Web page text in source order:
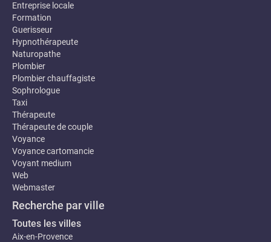
Entreprise locale
Formation
Guerisseur
Hypnothérapeute
Naturopathe
Plombier
Plombier chauffagiste
Sophrologue
Taxi
Thérapeute
Thérapeute de couple
Voyance
Voyance cartomancie
Voyant medium
Web
Webmaster
Recherche par ville
Toutes les villes
Aix-en-Provence